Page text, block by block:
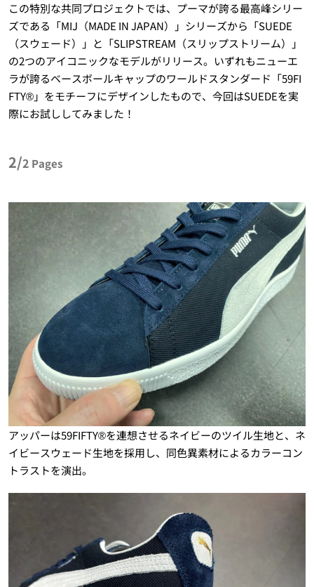
この特別な共同プロジェクトでは、プーマが誇る最高峰シリー
ズである「MIJ（MADE IN JAPAN）」シリーズから「SUEDE
（スウェード）」と「SLIPSTREAM（スリップストリーム）」
の2つのアイコニックなモデルがリリース。いずれもニューエ
ラが誇るベースボールキャップのワールドスタンダード「59FI
FTY®」をモチーフにデザインしたもので、今回はSUEDEを実
際にお試ししてみました！
2/2 Pages
アッパーは59FIFTY®を連想させるネイビーのツイル生地と、ネ
イビースウェード生地を採用し、同色異素材によるカラーコン
トラストを演出。